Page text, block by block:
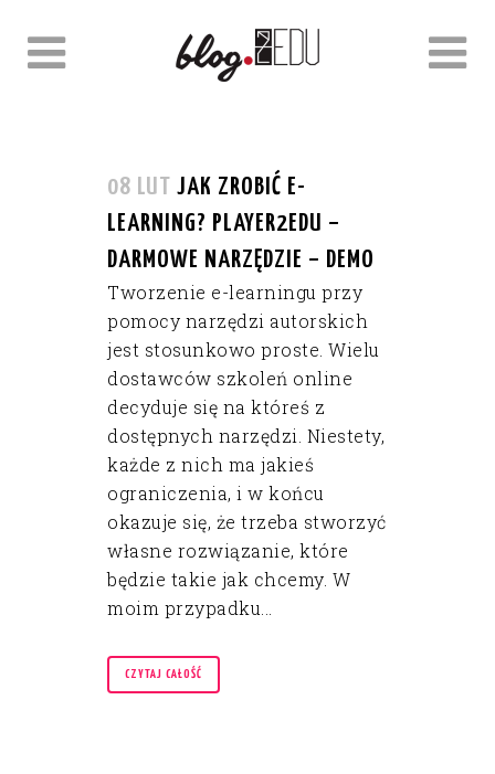
08 LUT JAK ZROBIĆ E-
LEARNING? PLAYER2EDU –
DARMOWE NARZĘDZIE – DEMO
Tworzenie e-learningu przy
pomocy narzędzi autorskich
jest stosunkowo proste. Wielu
dostawców szkoleń online
decyduje się na któreś z
dostępnych narzędzi. Niestety,
każde z nich ma jakieś
ograniczenia, i w końcu
okazuje się, że trzeba stworzyć
własne rozwiązanie, które
będzie takie jak chcemy. W
moim przypadku...
CZYTAJ CAŁOŚĆ